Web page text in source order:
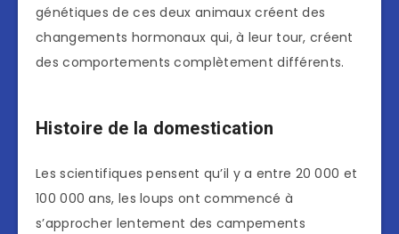
génétiques de ces deux animaux créent des
changements hormonaux qui, à leur tour, créent
des comportements complètement différents.
Histoire de la domestication
Les scientifiques pensent qu’il y a entre 20 000 et
100 000 ans, les loups ont commencé à
s’approcher lentement des campements